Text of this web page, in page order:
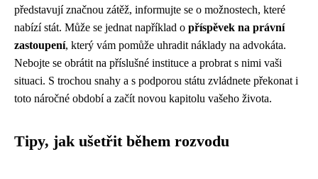
představují značnou zátěž, informujte se o možnostech, které
nabízí stát. Může se jednat například o příspěvek na právní
zastoupení, který vám pomůže uhradit náklady na advokáta.
Nebojte se obrátit na příslušné instituce a probrat s nimi vaši
situaci. S trochou snahy a s podporou státu zvládnete překonat i
toto náročné období a začít novou kapitolu vašeho života.
Tipy, jak ušetřit během rozvodu